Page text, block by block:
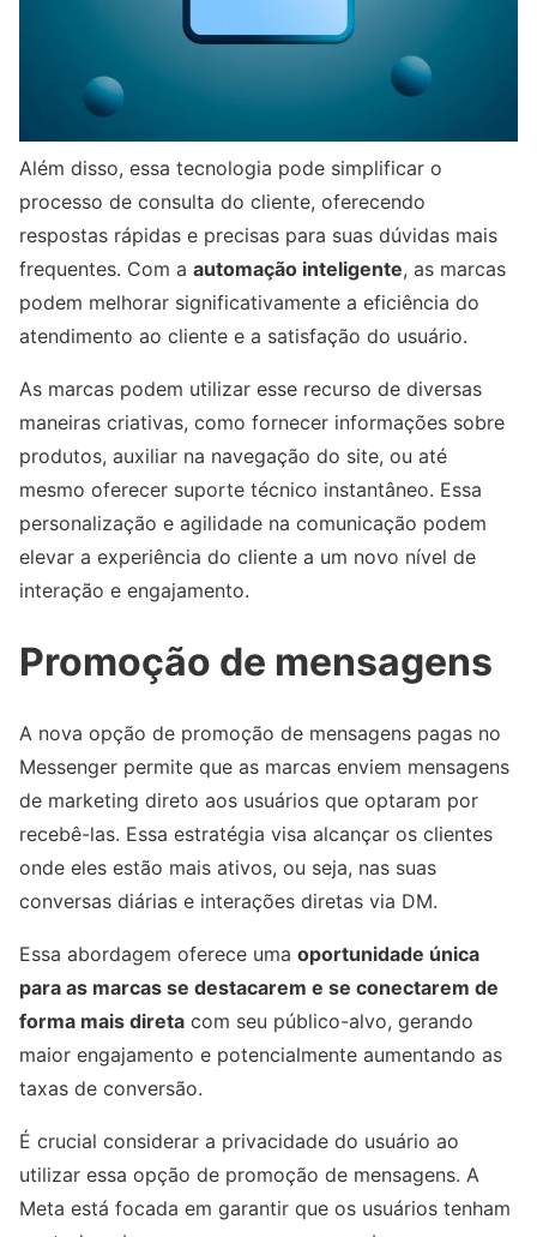
Além disso, essa tecnologia pode simplificar o
processo de consulta do cliente, oferecendo
respostas rápidas e precisas para suas dúvidas mais
frequentes. Com a automação inteligente, as marcas
podem melhorar significativamente a eficiência do
atendimento ao cliente e a satisfação do usuário.
As marcas podem utilizar esse recurso de diversas
maneiras criativas, como fornecer informações sobre
produtos, auxiliar na navegação do site, ou até
mesmo oferecer suporte técnico instantâneo. Essa
personalização e agilidade na comunicação podem
elevar a experiência do cliente a um novo nível de
interação e engajamento.
Promoção de mensagens
A nova opção de promoção de mensagens pagas no
Messenger permite que as marcas enviem mensagens
de marketing direto aos usuários que optaram por
recebê-las. Essa estratégia visa alcançar os clientes
onde eles estão mais ativos, ou seja, nas suas
conversas diárias e interações diretas via DM.
Essa abordagem oferece uma oportunidade única
para as marcas se destacarem e se conectarem de
forma mais direta com seu público-alvo, gerando
maior engajamento e potencialmente aumentando as
taxas de conversão.
É crucial considerar a privacidade do usuário ao
utilizar essa opção de promoção de mensagens. A
Meta está focada em garantir que os usuários tenham